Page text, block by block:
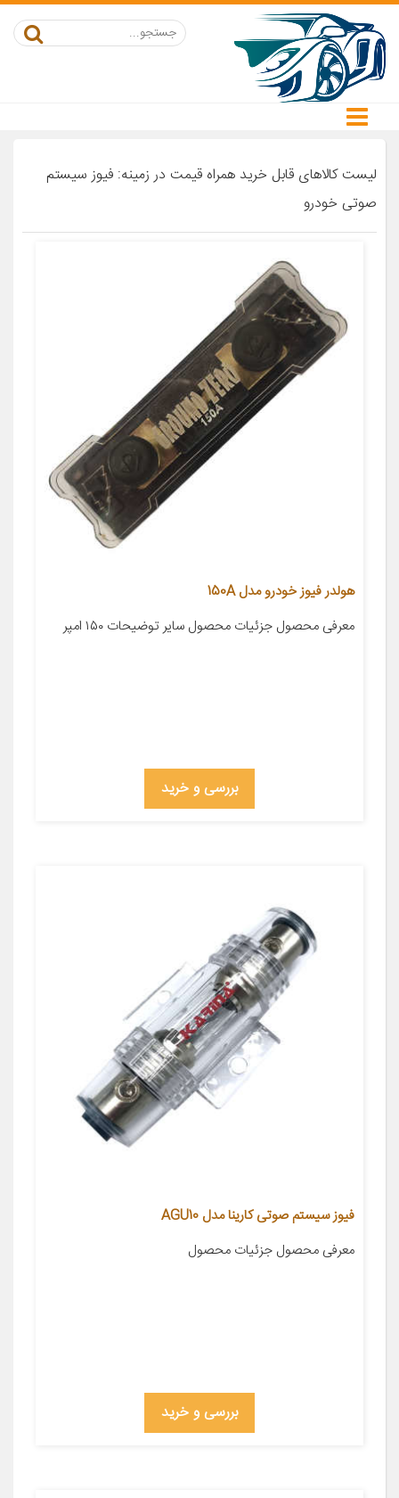
لیست کالاهای قابل خرید همراه قیمت در زمینه: فیوز سیستم
صوتی خودرو
هولدر فیوز خودرو مدل 150A
معرفی محصول جزئیات محصول سایر توضیحات ۱۵۰ امپر
بررسی و خرید
فیوز سیستم صوتی کارینا مدل AGU10
معرفی محصول جزئیات محصول
بررسی و خرید